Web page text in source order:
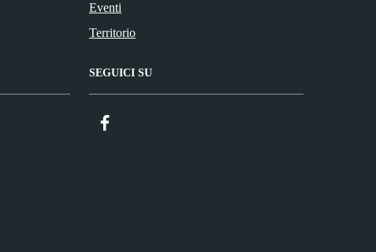
Eventi
Territorio
SEGUICI SU